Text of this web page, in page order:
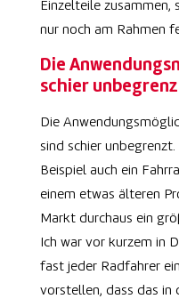
Einzelteile zusammen,
nur noch am Rahmen
Die
schier
Die
sind schier
Beispiel auch ein
einem etwas älteren
Markt durchaus ein
Ich war vor kurzem in
fast jeder Radfahrer
vorstellen, dass das in